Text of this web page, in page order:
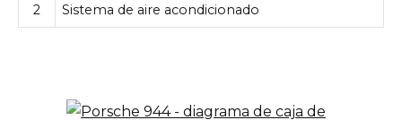
2 Sistema de aire acondicionado